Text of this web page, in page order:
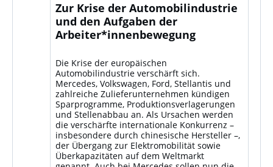
Zur Krise der Automobilindustrie
und den Aufgaben der
Arbeiter*innenbewegung
Die Krise der europäischen
Automobilindustrie verschärft sich.
Mercedes, Volkswagen, Ford, Stellantis und
zahlreiche Zulieferunternehmen kündigen
Sparprogramme, Produktionsverlagerungen
und Stellenabbau an. Als Ursachen werden
die verschärfte internationale Konkurrenz –
insbesondere durch chinesische Hersteller –,
der Übergang zur Elektromobilität sowie
Überkapazitäten auf dem Weltmarkt